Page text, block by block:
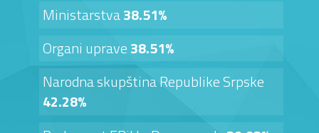
Ministarstva38.51%
Organi uprave38.51%
Narodna skupština Republike Srpske
42.28%